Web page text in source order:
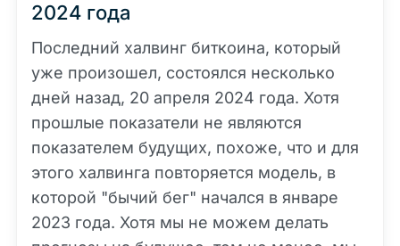
2024 года
Последний халвинг биткоина, который
уже произошел, состоялся несколько
дней назад, 20 апреля 2024 года. Хотя
прошлые показатели не являются
показателем будущих, похоже, что и для
этого халвинга повторяется модель, в
которой "бычий бег" начался в январе
2023 года. Хотя мы не можем делать